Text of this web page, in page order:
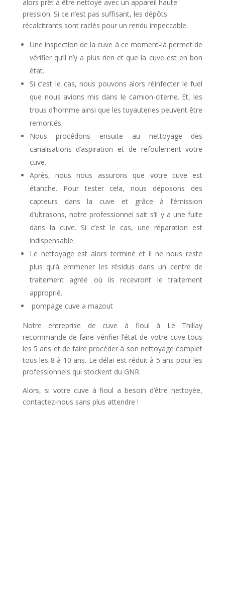
alors prêt à être nettoyé avec un appareil haute
pression. Si ce n’est pas suffisant, les dépôts
récalcitrants sont raclés pour un rendu impeccable.
Une inspection de la cuve à ce moment-là permet de
vérifier qu’il n’y a plus rien et que la cuve est en bon
état.
Si c’est le cas, nous pouvons alors réinfecter le fuel
que nous avions mis dans le camion-citerne. Et, les
trous d’homme ainsi que les tuyauteries peuvent être
remontés.
Nous procédons ensuite au nettoyage des
canalisations d’aspiration et de refoulement votre
cuve.
Après, nous nous assurons que votre cuve est
étanche. Pour tester cela, nous déposons des
capteurs dans la cuve et grâce à l’émission
d’ultrasons, notre professionnel sait s’il y a une fuite
dans la cuve. Si c’est le cas, une réparation est
indispensable.
Le nettoyage est alors terminé et il ne nous reste
plus qu’à emmener les résidus dans un centre de
traitement agréé où ils recevront le traitement
approprié.
pompage cuve a mazout
Notre entreprise de cuve à fioul à Le Thillay
recommande de faire vérifier l’état de votre cuve tous
les 5 ans et de faire procéder à son nettoyage complet
tous les 8 à 10 ans. Le délai est réduit à 5 ans pour les
professionnels qui stockent du GNR.
Alors, si votre cuve à fioul a besoin d’être nettoyée,
contactez-nous sans plus attendre !